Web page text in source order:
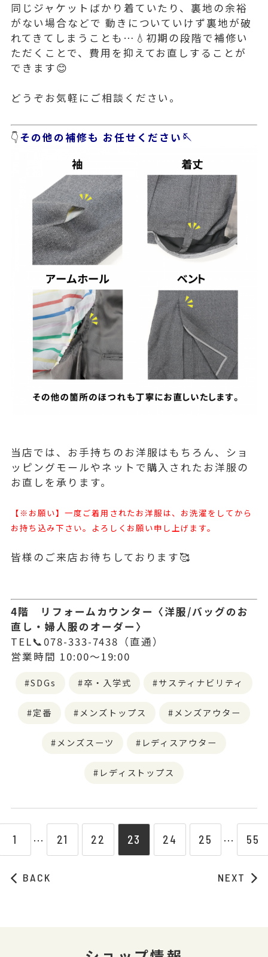
同じジャケットばかり着ていたり、裏地の余裕
がない場合などで 動きについていけず裏地が破
れてきてしまうことも…💧初期の段階で補修い
ただくことで、費用を抑えてお直しすることが
できます😊
どうぞお気軽にご相談ください。
👇その他の補修も お任せください🪡
当店では、お手持ちのお洋服はもちろん、ショ
ッピングモールやネットで購入されたお洋服の
お直しを承ります。
【※お願い】一度ご着用されたお洋服は、お洗濯をしてから
お持ち込み下さい。よろしくお願い申し上げます。
皆様のご来店お待ちしております🥰
4階 リフォームカウンター〈洋服/バッグのお
直し・婦人服のオーダー〉
TEL📞078-333-7438（直通）
営業時間 10:00～19:00
SDGs 卒・入学式 サスティナビリティ
定番 メンズトップス メンズアウター
メンズスーツ レディスアウター
レディストップス
BACK
1 ⋯ 21 22 23 24 25 ⋯ 55
NEXT